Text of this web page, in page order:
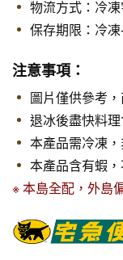
物流方式：冷
保存期限： 冷
注意事項：
圖片僅供參考
退冰後盡快料
本產品需冷凍
本產品含有蝦
※ 本島全配，外島